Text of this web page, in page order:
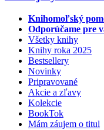
Knihomoľský
Odporúčame pre
Všetky knihy
Knihy roka 2025
Bestsellery
Novinky
Pripravované
Akcie a zľavy
Kolekcie
BookTok
Mám záujem o titul